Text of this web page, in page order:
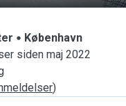
København
siden maj 2022
)